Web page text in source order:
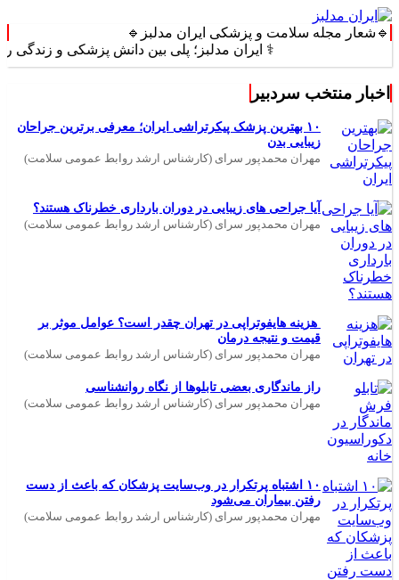
🔹شعار مجله سلامت و پزشکی ایران مدلبز🔹
⚕️ ایران مدلبز؛ پلی بین دانش پزشکی و زندگی روزمره ⚕️
اخبار منتخب سردبیر
۱۰ بهترین پزشک پیکرتراشی ایران؛ معرفی برترین جراحان
زیبایی بدن
مهران محمدپور سرای (کارشناس ارشد روابط عمومی سلامت)
آیا جراحی های زیبایی در دوران بارداری خطرناک هستند؟
مهران محمدپور سرای (کارشناس ارشد روابط عمومی سلامت)
هزینه هایفوتراپی در تهران چقدر است؟ عوامل موثر بر
قیمت و نتیجه درمان
مهران محمدپور سرای (کارشناس ارشد روابط عمومی سلامت)
راز ماندگاری بعضی تابلوها از نگاه روانشناسی
مهران محمدپور سرای (کارشناس ارشد روابط عمومی سلامت)
۱۰ اشتباه پرتکرار در وب‌سایت پزشکان که باعث از دست
رفتن بیماران می‌شود
مهران محمدپور سرای (کارشناس ارشد روابط عمومی سلامت)